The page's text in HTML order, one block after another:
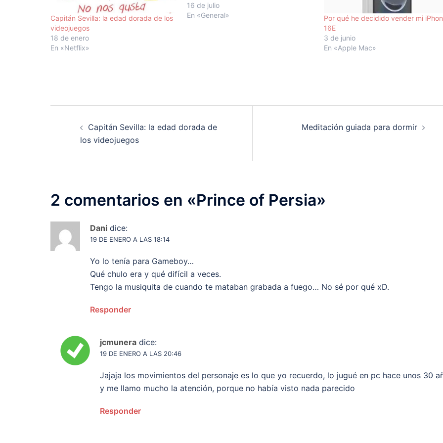
Capitán Sevilla: la edad dorada de los
videojuegos
18 de enero
En «Netflix»
mi colegio. Acepté el "reto", para mi,
alguien que suele busca
16 de julio
En «General»
Por qué he decidido vender mi
16E
3 de junio
En «Apple Mac»
Capitán Sevilla: la edad dorada de
los videojuegos
Meditación guiada para dormir
2 comentarios en «Prince of Persia»
Dani dice:
19 DE ENERO A LAS 18:14
Yo lo tenía para Gameboy…
Qué chulo era y qué difícil a veces.
Tengo la musiquita de cuando te mataban grabada a fuego… No sé por qué xD.
Responder
jcmunera dice:
19 DE ENERO A LAS 20:46
Jajaja los movimientos del personaje es lo que yo recuerdo, lo jugué en pc hace unos 30
y me llamo mucho la atención, porque no había visto nada parecido
Responder